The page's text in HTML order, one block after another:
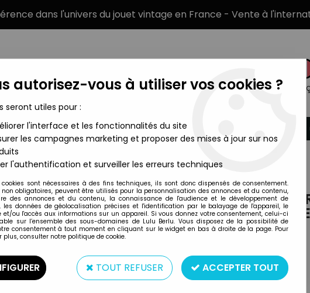
dans l'univers du jouet vintage en France - Vente à
MARQUES TYPE DE PRODUIT
Elm Street 2 - Freddy Krueger - Figurine Retro 20cm NECA
NECA
A NIGHTMARE ON ELM
FIGURINE RETRO 20CM
Type: Figurine articuléee
Taille: 20 cm
autorisez-vous à utiliser vos cookies ?
seront utiles pour :
l'interface et les fonctionnalités du site
les campagnes marketing et proposer des mises à jour sur nos
l'authentification et surveiller les erreurs techniques
cookies sont nécessaires à des fins techniques, ils sont donc dispensés de consentement.
non obligatoires, peuvent être utilisés pour la personnalisation des annonces et du contenu,
des annonces et du contenu, la connaissance de l'audience et le développement de
les données de géolocalisation précises et l'identification par le balayage de l'appareil, le
et/ou l'accès aux informations sur un appareil. Si vous donnez votre consentement, celui-ci
sur l’ensemble des sous-domaines de Lulu Berlu. Vous disposez de la possibilité de
consentement à tout moment en cliquant sur le widget en bas à droite de la page. Pour
plus, consulter notre politique de cookie.
TOUT REFUSER ACCEPTER TOUT